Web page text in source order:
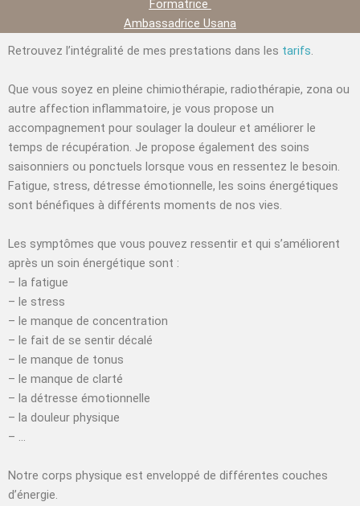
Formatrice
Ambassadrice Usana
Retrouvez l’intégralité de mes prestations dans les tarifs.
Que vous soyez en pleine chimiothérapie, radiothérapie, zona ou
autre affection inflammatoire, je vous propose un
accompagnement pour soulager la douleur et améliorer le
temps de récupération. Je propose également des soins
saisonniers ou ponctuels lorsque vous en ressentez le besoin.
Fatigue, stress, détresse émotionnelle, les soins énergétiques
sont bénéfiques à différents moments de nos vies.
Les symptômes que vous pouvez ressentir et qui s’améliorent
après un soin énergétique sont :
– la fatigue
– le stress
– le manque de concentration
– le fait de se sentir décalé
– le manque de tonus
– le manque de clarté
– la détresse émotionnelle
– la douleur physique
– …
Notre corps physique est enveloppé de différentes couches
d’énergie.